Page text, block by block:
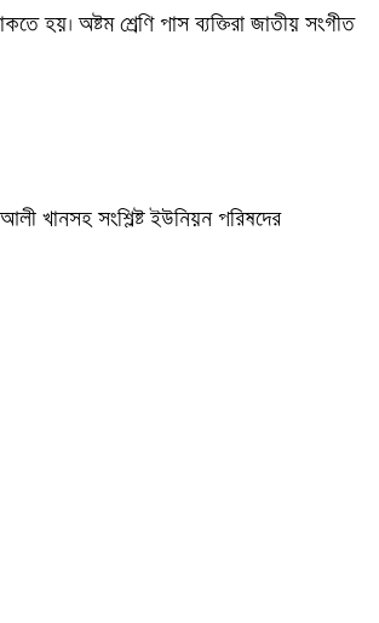
হয়। অষ্টম শ্রেণি পাস ব্যক্তিরা জাতীয় সংগীত
খানসহ সংশ্লিষ্ট ইউনিয়ন পরিষদের